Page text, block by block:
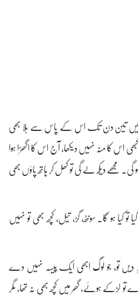
تین دن تک اس کے پاس سے ہلا بھی
اس کا منہ نہیں دیکھا، آج اس کا اگھڑا ہوا
مجھے دیکھ لے گی تو کھل کر ہاتھ پاؤں بھی
تو کیا ہو گا۔ سونٹھ، گڑ، تیل، کچھ بھی تو نہیں
دیں تو، جو لوگ ابھی ایک پیسہ نہیں دے
لڑکے ہوئے، گھر میں کچھ بھی نہ تھا، مگر